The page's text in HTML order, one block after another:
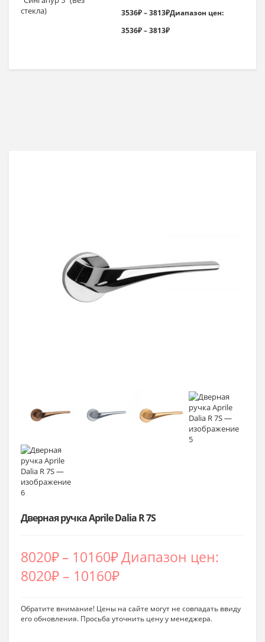
3536₽–3813₽Диапазон цен:
3536₽ – 3813₽
Дверная ручка Aprile Dalia R 7S
8020₽– 10160₽Диапазон цен:
8020₽ – 10160₽
Обратите внимание! Цены на сайте могут не совпадать ввиду
его обновления. Просьба уточнить цену у менеджера.